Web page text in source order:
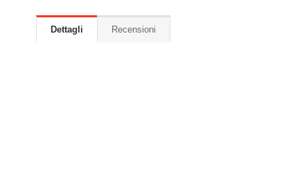
Dettagli Recensioni